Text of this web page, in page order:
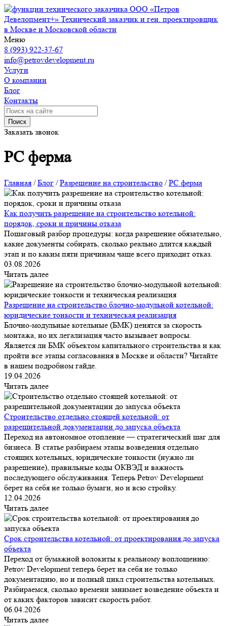
ООО «Петров
Девелопмент+» Технический заказчик и ген. проектировщик
в Москве и Московской области
Меню
8 (993) 922-37-67
info@petrovdevelopment.ru
Услуги
О компании
Блог
Контакты
Поиск
Заказать звонок
РС ферма
Главная /Блог /Разрешение на строительство /РС ферма
Как получить разрешение на строительство котельной:
порядок, сроки и причины отказа
Пошаговый разбор процедуры: когда разрешение обязательно,
какие документы собирать, сколько реально длится каждый
этап и по каким пяти причинам чаще всего приходит отказ.
03.08.2026
Читать далее
Разрешение на строительство блочно-модульной котельной:
юридические тонкости и техническая реализация
Блочно-модульные котельные (БМК) ценятся за скорость
монтажа, но их легализация часто вызывает вопросы.
Является ли БМК объектом капитального строительства и как
пройти все этапы согласования в Москве и области? Читайте
в нашем подробном гайде.
19.04.2026
Читать далее
Строительство отдельно стоящей котельной: от
разрешительной документации до запуска объекта
Переход на автономное отопление — стратегический шаг для
бизнеса. В статье разбираем этапы возведения отдельно
стоящих котельных, юридические тонкости (нужно ли
разрешение), правильные коды ОКВЭД и важность
последующего обслуживания. Теперь Petrov Development
берет на себя не только бумаги, но и всю стройку.
12.04.2026
Читать далее
Срок строительства котельной: от проектирования до запуска
объекта
Переход от бумажной волокиты к реальному воплощению:
Petrov Development теперь берет на себя не только
документацию, но и полный цикл строительства котельных.
Разбираемся, сколько времени занимает возведение объекта и
от каких факторов зависит скорость работ.
06.04.2026
Читать далее